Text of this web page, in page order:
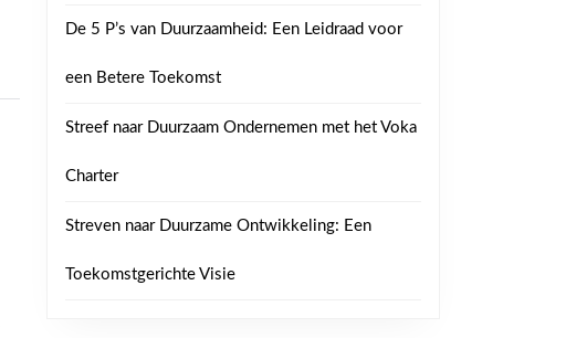
De 5 P’s van Duurzaamheid: Een Leidraad voor
een Betere Toekomst
Streef naar Duurzaam Ondernemen met het Voka
Charter
Streven naar Duurzame Ontwikkeling: Een
Toekomstgerichte Visie